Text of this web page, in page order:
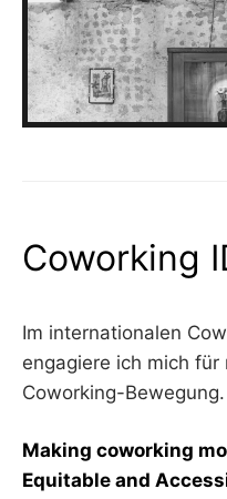
Coworking
Im internationalen
engagiere ich mich
Coworking-Bewegung.
Making coworking
Equitable and